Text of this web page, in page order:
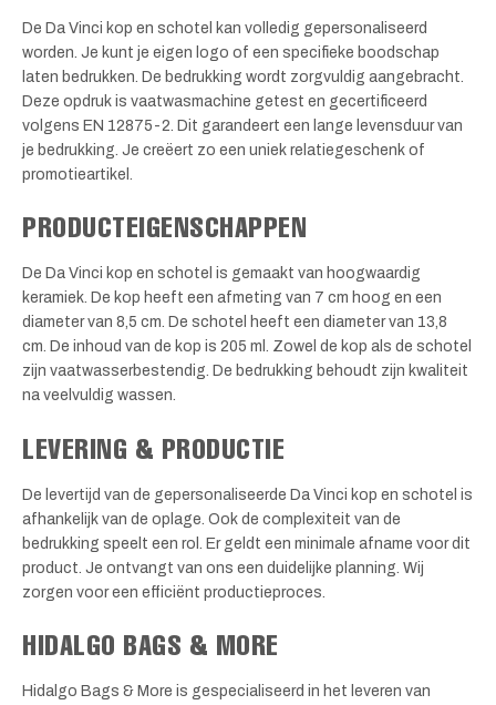
De Da Vinci kop en schotel kan volledig gepersonaliseerd
worden. Je kunt je eigen logo of een specifieke boodschap
laten bedrukken. De bedrukking wordt zorgvuldig aangebracht.
Deze opdruk is vaatwasmachine getest en gecertificeerd
volgens EN 12875-2. Dit garandeert een lange levensduur van
je bedrukking. Je creëert zo een uniek relatiegeschenk of
promotieartikel.
PRODUCTEIGENSCHAPPEN
De Da Vinci kop en schotel is gemaakt van hoogwaardig
keramiek. De kop heeft een afmeting van 7 cm hoog en een
diameter van 8,5 cm. De schotel heeft een diameter van 13,8
cm. De inhoud van de kop is 205 ml. Zowel de kop als de schotel
zijn vaatwasserbestendig. De bedrukking behoudt zijn kwaliteit
na veelvuldig wassen.
LEVERING & PRODUCTIE
De levertijd van de gepersonaliseerde Da Vinci kop en schotel is
afhankelijk van de oplage. Ook de complexiteit van de
bedrukking speelt een rol. Er geldt een minimale afname voor dit
product. Je ontvangt van ons een duidelijke planning. Wij
zorgen voor een efficiënt productieproces.
HIDALGO BAGS & MORE
Hidalgo Bags & More is gespecialiseerd in het leveren van